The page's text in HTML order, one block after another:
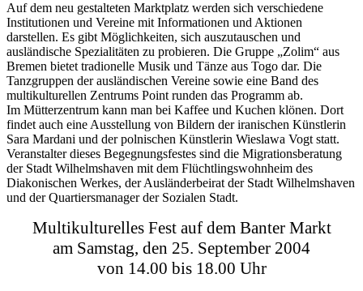
Auf dem neu gestalteten Marktplatz werden sich verschiedene
Institutionen und Vereine mit Informationen und Aktionen
darstellen. Es gibt Möglichkeiten, sich auszutauschen und
ausländische Spezialitäten zu probieren. Die Gruppe „Zolim“ aus
Bremen bietet tradionelle Musik und Tänze aus Togo dar. Die
Tanzgruppen der ausländischen Vereine sowie eine Band des
multikulturellen Zentrums Point runden das Programm ab.
Im Mütterzentrum kann man bei Kaffee und Kuchen klönen. Dort
findet auch eine Ausstellung von Bildern der iranischen Künstlerin
Sara Mardani und der polnischen Künstlerin Wieslawa Vogt statt.
Veranstalter dieses Begegnungsfestes sind die Migrationsberatung
der Stadt Wilhelmshaven mit dem Flüchtlingswohnheim des
Diakonischen Werkes, der Ausländerbeirat der Stadt Wilhelmshaven
und der Quartiersmanager der Sozialen Stadt.
Multikulturelles Fest auf dem Banter Markt
am Samstag, den 25. September 2004
von 14.00 bis 18.00 Uhr